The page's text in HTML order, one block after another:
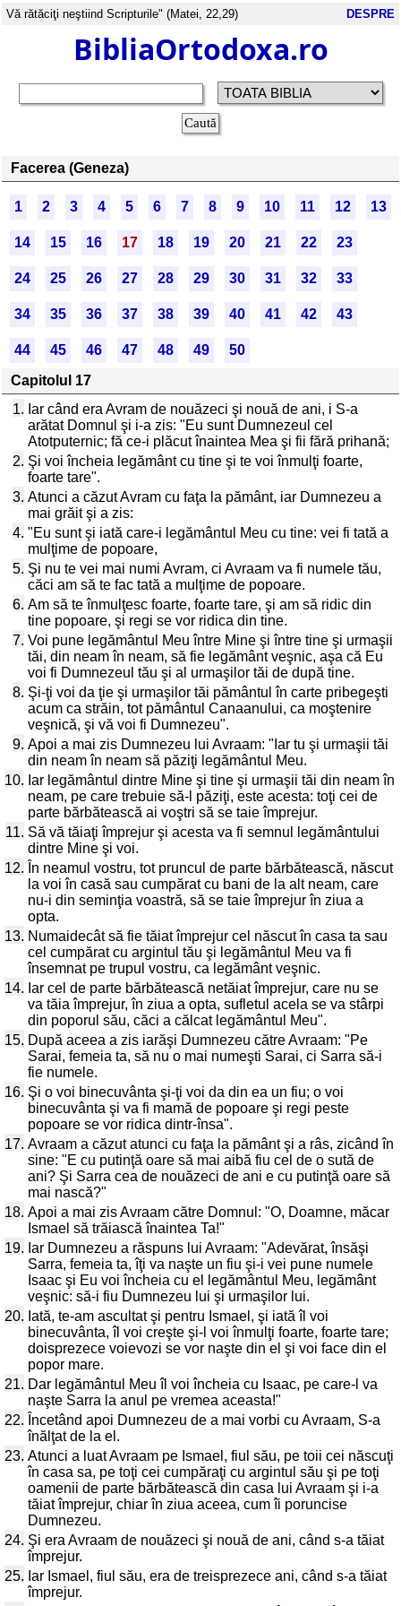
Vă rătăciţi neştiind Scripturile" (Matei, 22,29) DESPRE
BibliaOrtodoxa.ro
Facerea (Geneza)
1 2 3 4 5 6 7 8 9 10 11 12 13
14 15 16 17 18 19 20 21 22 23
24 25 26 27 28 29 30 31 32 33
34 35 36 37 38 39 40 41 42 43
44 45 46 47 48 49
50
Capitolul 17
1. Iar când era Avram de nouăzeci şi nouă de ani, i S-a
arătat Domnul şi i-a zis: "Eu sunt Dumnezeul cel
Atotputernic; fă ce-i plăcut înaintea Mea şi fii fără prihană;
2. Şi voi încheia legământ cu tine şi te voi înmulţi foarte,
foarte tare".
3. Atunci a căzut Avram cu faţa la pământ, iar Dumnezeu a
mai grăit şi a zis:
4. "Eu sunt şi iată care-i legământul Meu cu tine: vei fi tată a
mulţime de popoare,
5. Şi nu te vei mai numi Avram, ci Avraam va fi numele tău,
căci am să te fac tată a mulţime de popoare.
6. Am să te înmulţesc foarte, foarte tare, şi am să ridic din
tine popoare, şi regi se vor ridica din tine.
7. Voi pune legământul Meu între Mine şi între tine şi urmaşii
tăi, din neam în neam, să fie legământ veşnic, aşa că Eu
voi fi Dumnezeul tău şi al urmaşilor tăi de după tine.
8. Şi-ţi voi da ţie şi urmaşilor tăi pământul în carte pribegeşti
acum ca străin, tot pământul Canaanului, ca moştenire
veşnică, şi vă voi fi Dumnezeu".
9. Apoi a mai zis Dumnezeu lui Avraam: "Iar tu şi urmaşii tăi
din neam în neam să păziţi legământul Meu.
10. Iar legământul dintre Mine şi tine şi urmaşii tăi din neam în
neam, pe care trebuie să-l păziţi, este acesta: toţi cei de
parte bărbătească ai voştri să se taie împrejur.
11. Să vă tăiaţi împrejur şi acesta va fi semnul legământului
dintre Mine şi voi.
12. În neamul vostru, tot pruncul de parte bărbătească, născut
la voi în casă sau cumpărat cu bani de la alt neam, care
nu-i din seminţia voastră, să se taie împrejur în ziua a
opta.
13. Numaidecât să fie tăiat împrejur cel născut în casa ta sau
cel cumpărat cu argintul tău şi legământul Meu va fi
însemnat pe trupul vostru, ca legământ veşnic.
14. Iar cel de parte bărbătească netăiat împrejur, care nu se
va tăia împrejur, în ziua a opta, sufletul acela se va stârpi
din poporul său, căci a călcat legământul Meu".
15. După aceea a zis iarăşi Dumnezeu către Avraam: "Pe
Sarai, femeia ta, să nu o mai numeşti Sarai, ci Sarra să-i
fie numele.
16. Şi o voi binecuvânta şi-ţi voi da din ea un fiu; o voi
binecuvânta şi va fi mamă de popoare şi regi peste
popoare se vor ridica dintr-însa".
17. Avraam a căzut atunci cu faţa la pământ şi a râs, zicând în
sine: "E cu putinţă oare să mai aibă fiu cel de o sută de
ani? Şi Sarra cea de nouăzeci de ani e cu putinţă oare să
mai nască?"
18. Apoi a mai zis Avraam către Domnul: "O, Doamne, măcar
Ismael să trăiască înaintea Ta!"
19. Iar Dumnezeu a răspuns lui Avraam: "Adevărat, însăşi
Sarra, femeia ta, îţi va naşte un fiu şi-i vei pune numele
Isaac şi Eu voi încheia cu el legământul Meu, legământ
veşnic: să-i fiu Dumnezeu lui şi urmaşilor lui.
20. Iată, te-am ascultat şi pentru Ismael, şi iată îl voi
binecuvânta, îl voi creşte şi-l voi înmulţi foarte, foarte tare;
doisprezece voievozi se vor naşte din el şi voi face din el
popor mare.
21. Dar legământul Meu îl voi încheia cu Isaac, pe care-l va
naşte Sarra la anul pe vremea aceasta!"
22. Încetând apoi Dumnezeu de a mai vorbi cu Avraam, S-a
înălţat de la el.
23. Atunci a luat Avraam pe Ismael, fiul său, pe toii cei născuţi
în casa sa, pe toţi cei cumpăraţi cu argintul său şi pe toţi
oamenii de parte bărbătească din casa lui Avraam şi i-a
tăiat împrejur, chiar în ziua aceea, cum îi poruncise
Dumnezeu.
24. Şi era Avraam de nouăzeci şi nouă de ani, când s-a tăiat
împrejur.
25. Iar Ismael, fiul său, era de treisprezece ani, când s-a tăiat
împrejur.